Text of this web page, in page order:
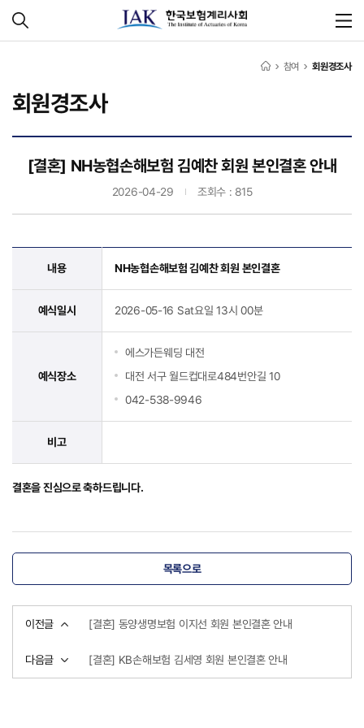
참여 회원경조사
회원경조사
[결혼] NH농협손해보험 김예찬 회원 본인결혼 안내
2026-04-29 조회수 : 815
내용 NH농협손해보험 김예찬 회원 본인결혼
예식일시 2026-05-16 Sat요일 13시 00분
예식장소
에스가든웨딩 대전
대전 서구 월드컵대로484번안길 10
042-538-9946
비고
결혼을 진심으로 축하드립니다.
목록으로
이전글 [결혼] 동양생명보험 이지선 회원 본인결혼 안내
다음글 [결혼] KB손해보험 김세영 회원 본인결혼 안내